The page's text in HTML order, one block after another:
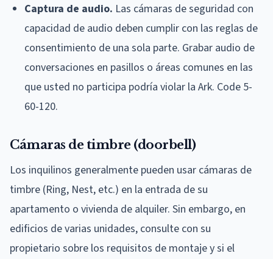
Captura de audio. Las cámaras de seguridad con
capacidad de audio deben cumplir con las reglas de
consentimiento de una sola parte. Grabar audio de
conversaciones en pasillos o áreas comunes en las
que usted no participa podría violar la Ark. Code 5-
60-120.
Cámaras de timbre (doorbell)
Los inquilinos generalmente pueden usar cámaras de
timbre (Ring, Nest, etc.) en la entrada de su
apartamento o vivienda de alquiler. Sin embargo, en
edificios de varias unidades, consulte con su
propietario sobre los requisitos de montaje y si el